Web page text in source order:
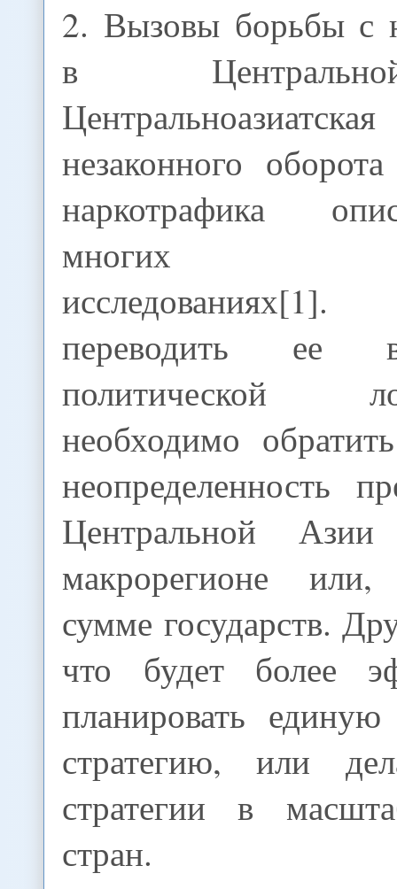
2. Вызовы борьбы с
в
незаконного
наркотрафика
многих
переводить ее
политической
необходимо
неопределенность
Центральной
макрорегионе
сумме государств.
что будет более
планировать
стратегию, или
стратегии в
стран.